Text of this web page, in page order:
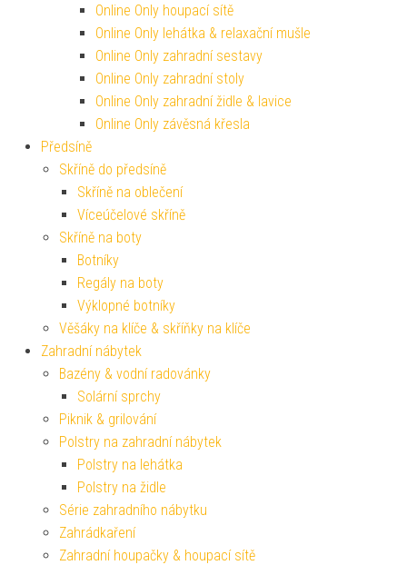
Online Only houpací sítě
Online Only lehátka & relaxační mušle
Online Only zahradní sestavy
Online Only zahradní stoly
Online Only zahradní židle & lavice
Online Only závěsná křesla
Předsíně
Skříně do předsíně
Skříně na oblečení
Víceúčelové skříně
Skříně na boty
Botníky
Regály na boty
Výklopné botníky
Věšáky na klíče & skříňky na klíče
Zahradní nábytek
Bazény & vodní radovánky
Solární sprchy
Piknik & grilování
Polstry na zahradní nábytek
Polstry na lehátka
Polstry na židle
Série zahradního nábytku
Zahrádkaření
Zahradní houpačky & houpací sítě